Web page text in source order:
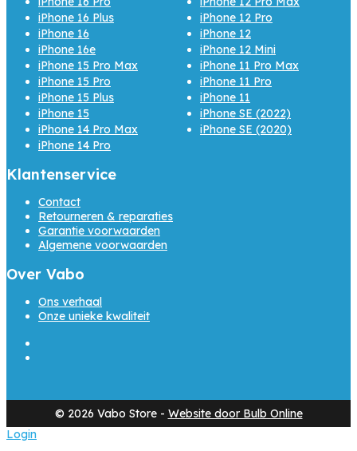
iPhone 16 Plus
iPhone 16
iPhone 16e
iPhone 15 Pro Max
iPhone 15 Pro
iPhone 15 Plus
iPhone 15
iPhone 14 Pro Max
iPhone 14 Pro
iPhone 12 Pro
iPhone 12
iPhone 12 Mini
iPhone 11 Pro Max
iPhone 11 Pro
iPhone 11
iPhone SE (2022)
iPhone SE (2020)
Klantenservice
Contact
Retourneren & reparaties
Garantie voorwaarden
Algemene voorwaarden
Over Vabo
Ons verhaal
Onze unieke kwaliteit
© 2026 Vabo Store - Website door Bulb Online
Login